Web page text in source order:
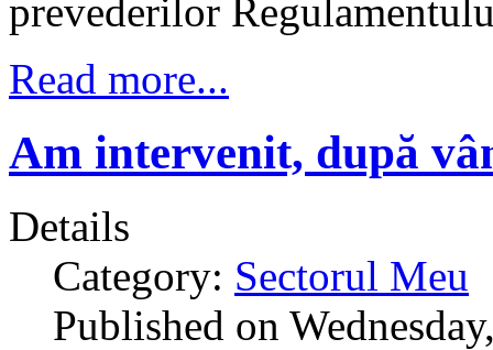
prevederilor
Read more...
Am intervenit, după
Details
Category: Sectorul Meu
Published on